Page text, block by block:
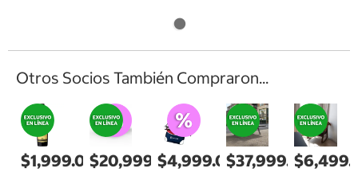
Otros Socios También Compraron...
$1,999.00$20,999.00$4,999.00$37,999.00